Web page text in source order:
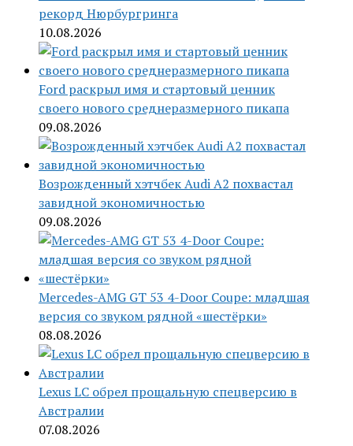
рекорд Нюрбургринга
10.08.2026
Ford раскрыл имя и стартовый ценник
своего нового среднеразмерного пикапа
09.08.2026
Возрожденный хэтчбек Audi A2 похвастал
завидной экономичностью
09.08.2026
Mercedes-AMG GT 53 4-Door Coupe: младшая
версия со звуком рядной «шестёрки»
08.08.2026
Lexus LC обрел прощальную спецверсию в
Австралии
07.08.2026